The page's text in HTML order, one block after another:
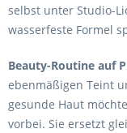
selbst unter Studio-
wasserfeste Formel
Beauty-Routine auf
ebenmäßigen Teint
gesunde Haut
vorbei. Sie ersetzt